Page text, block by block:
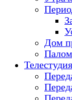
Дом
Телестудия